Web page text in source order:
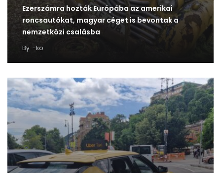
Ezerszámra hozták Európába az amerikai
roncsautókat, magyar céget is bevontak a
nemzetközi csalásba
By -ko